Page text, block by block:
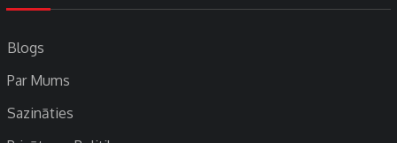
Blogs
Par Mums
Sazināties